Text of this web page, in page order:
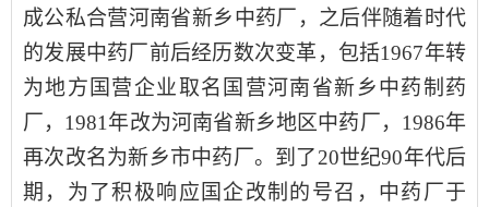
成公私合营河南省新乡中药厂 ，之后伴随着时代
的发展中药厂前后经历数次变革，包括1967年转
为地方国营企业取名国营河南省新乡中药制药
厂，1981年改为河南省新乡地区中药厂， 1986年
再次改名为新乡市中药厂 。到了20世纪90年代后
期，为了积极响应国企改制的号召，中药厂于